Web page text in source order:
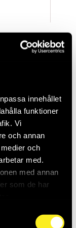
innehållet
funktioner
Vi
och annan
och
med.
med annan
som de har